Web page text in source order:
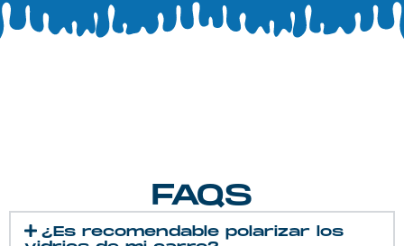
FAQS
¿Es recomendable polarizar los